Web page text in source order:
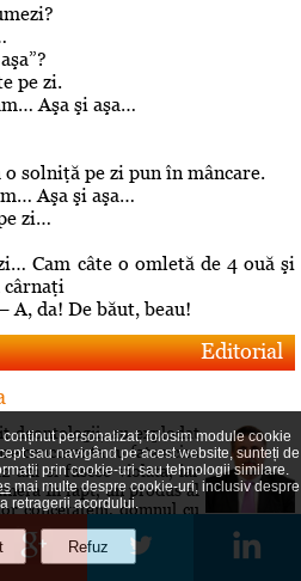
pe zi.
Aşa şi aşa…
solniţă pe zi pun în mâncare.
Aşa şi aşa…
zi…
Cam câte o omletă de 4 ouă şi
A, da! De băut, beau!
Editorial
deontologii, au explodat
concurenta cu fata ucisa
ani si fusese violata, iar
In fapt, un produs al
concetateni, domnul cu
intr-o siluire a...
personalizat, folosim module cookie
sau navigând pe acest website, sunteți de
prin cookie-uri sau tehnologii similare.
mai multe despre cookie-uri, inclusiv despre
retragerii acordului.